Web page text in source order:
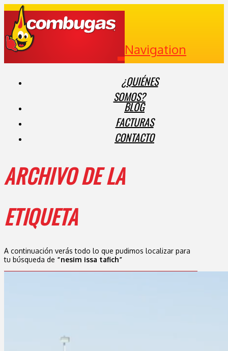
Navigation
¿QUIÉNES
SOMOS?
BLOG
FACTURAS
CONTACTO
ARCHIVO DE LA
ETIQUETA
A continuación verás todo lo que pudimos localizar para
tu búsqueda de “nesim issa tafich”